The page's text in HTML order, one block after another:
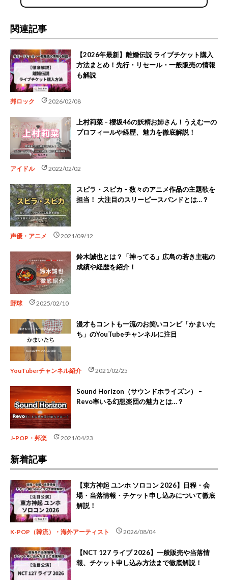
関連記事
【2026年最新】離婚伝説 ライブチケット購入
方法まとめ！先行・リセール・一般販売の情報
も解説
邦ロック update2026/02/08
上村莉菜 – 櫻坂46の妖精お姉さん！うえむーの
プロフィールや経歴、魅力を徹底解説！
アイドル update2022/02/02
スピラ・スピカ – 数々のアニメ作品の主題歌を
担当！ 大注目のスリーピースバンドとは…？
声優・アニメ schedule2021/09/12
鈴木誠也とは？「神ってる」広島の若き主砲の
成績や経歴を紹介！
野球 update2025/02/10
漫才もコントも一流のお笑いコンビ「かまいた
ち」のYouTubeチャンネルに注目
YouTuberチャンネル紹介 update2021/02/25
Sound Horizon（サウンドホライズン） –
Revo率いる幻想楽団の魅力とは…？
J-POP・邦楽 update2021/04/23
新着記事
【東方神起 ユンホ ソロコン 2026】日程・会
場・当落情報・チケット申し込みについて徹底
解説！
K-POP（韓流）・海外アーティスト schedule2026/08/04
【NCT 127 ライブ 2026】一般販売や当落情
報、チケット申し込み方法まで徹底解説！